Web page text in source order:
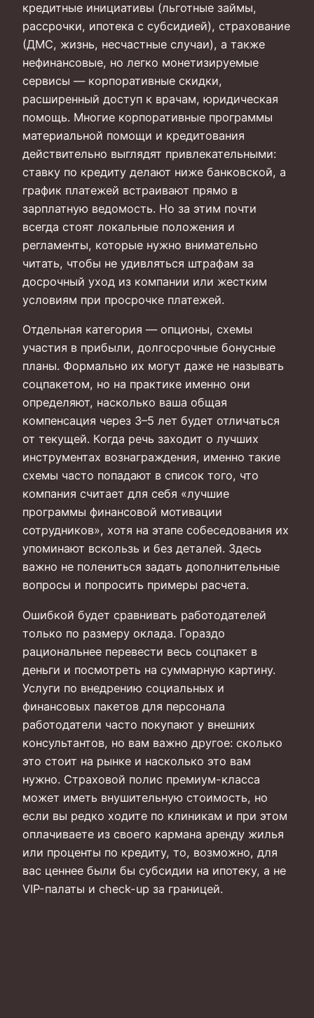
кредитные инициативы (льготные займы,
рассрочки, ипотека с субсидией), страхование
(ДМС, жизнь, несчастные случаи), а также
нефинансовые, но легко монетизируемые
сервисы — корпоративные скидки,
расширенный доступ к врачам, юридическая
помощь. Многие корпоративные программы
материальной помощи и кредитования
действительно выглядят привлекательными:
ставку по кредиту делают ниже банковской, а
график платежей встраивают прямо в
зарплатную ведомость. Но за этим почти
всегда стоят локальные положения и
регламенты, которые нужно внимательно
читать, чтобы не удивляться штрафам за
досрочный уход из компании или жестким
условиям при просрочке платежей.
Отдельная категория — опционы, схемы
участия в прибыли, долгосрочные бонусные
планы. Формально их могут даже не называть
соцпакетом, но на практике именно они
определяют, насколько ваша общая
компенсация через 3–5 лет будет отличаться
от текущей. Когда речь заходит о лучших
инструментах вознаграждения, именно такие
схемы часто попадают в список того, что
компания считает для себя «лучшие
программы финансовой мотивации
сотрудников», хотя на этапе собеседования их
упоминают вскользь и без деталей. Здесь
важно не полениться задать дополнительные
вопросы и попросить примеры расчета.
Ошибкой будет сравнивать работодателей
только по размеру оклада. Гораздо
рациональнее перевести весь соцпакет в
деньги и посмотреть на суммарную картину.
Услуги по внедрению социальных и
финансовых пакетов для персонала
работодатели часто покупают у внешних
консультантов, но вам важно другое: сколько
это стоит на рынке и насколько это вам
нужно. Страховой полис премиум-класса
может иметь внушительную стоимость, но
если вы редко ходите по клиникам и при этом
оплачиваете из своего кармана аренду жилья
или проценты по кредиту, то, возможно, для
вас ценнее были бы субсидии на ипотеку, а не
VIP-палаты и check-up за границей.